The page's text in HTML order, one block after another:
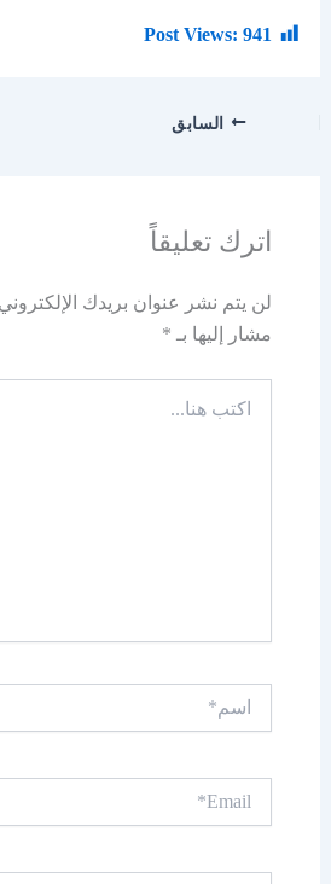
Post Views: 941
السابق
اترك تعليقاً
لن يتم نشر عنوان بريدك
مشار إليها بـ *
هنا...